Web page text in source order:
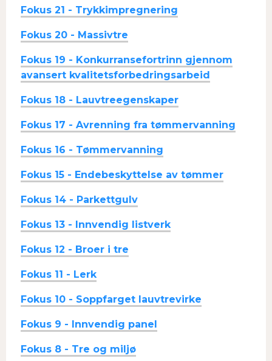
Fokus 21 - Trykkimpregnering
Fokus 20 - Massivtre
Fokus 19 - Konkurransefortrinn gjennom
avansert kvalitetsforbedringsarbeid
Fokus 18 - Lauvtreegenskaper
Fokus 17 - Avrenning fra tømmervanning
Fokus 16 - Tømmervanning
Fokus 15 - Endebeskyttelse av tømmer
Fokus 14 - Parkettgulv
Fokus 13 - Innvendig listverk
Fokus 12 - Broer i tre
Fokus 11 - Lerk
Fokus 10 - Soppfarget lauvtrevirke
Fokus 9 - Innvendig panel
Fokus 8 - Tre og miljø